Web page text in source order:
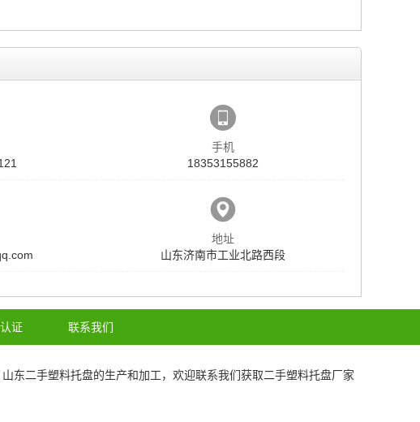
手机
18353155882
地址
山东济南市工业北路西段
证 联系我们
山东二手塑料托盘的生产和加工，欢迎联系我们获取二手塑料托盘厂家